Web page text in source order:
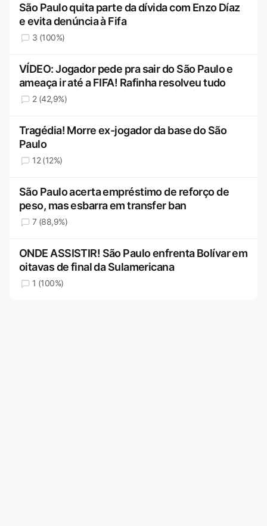
São Paulo quita parte da dívida com Enzo Díaz
e evita denúncia à Fifa
3 (100%)
VÍDEO: Jogador pede pra sair do São Paulo e
ameaça ir até a FIFA! Rafinha resolveu tudo
2 (42,9%)
Tragédia! Morre ex-jogador da base do São
Paulo
12 (12%)
São Paulo acerta empréstimo de reforço de
peso, mas esbarra em transfer ban
7 (88,9%)
ONDE ASSISTIR! São Paulo enfrenta Bolívar em
oitavas de final da Sulamericana
1 (100%)